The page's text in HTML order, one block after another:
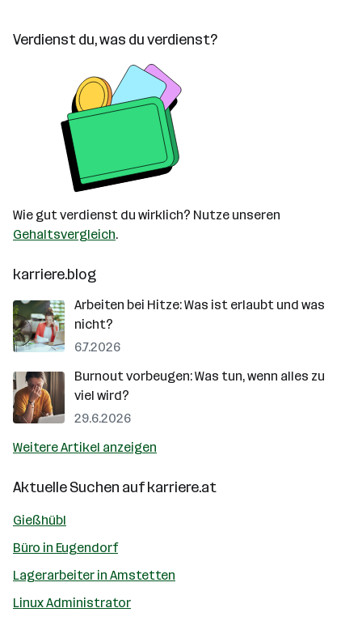
Verdienst du, was du verdienst?
Wie gut verdienst du wirklich? Nutze unseren
Gehaltsvergleich.
karriere.blog
Arbeiten bei Hitze: Was ist erlaubt und was
nicht?
6.7.2026
Burnout vorbeugen: Was tun, wenn alles zu
viel wird?
29.6.2026
Weitere Artikel anzeigen
Aktuelle Suchen aufkarriere.at
Gießhübl
Büro in Eugendorf
Lagerarbeiter in Amstetten
Linux Administrator